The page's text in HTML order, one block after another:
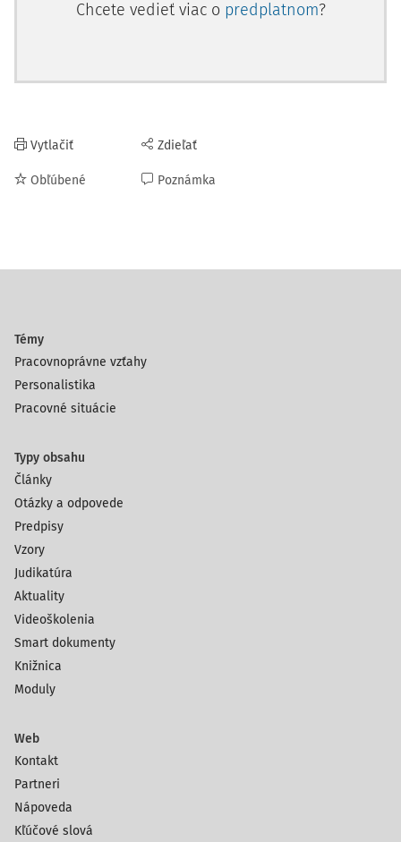
Chcete vedieť viac o predplatnom?
Vytlačiť
Obľúbené
Zdieľať
Poznámka
Témy
Pracovnoprávne vzťahy
Personalistika
Pracovné situácie
Typy obsahu
Články
Otázky a odpovede
Predpisy
Vzory
Judikatúra
Aktuality
Videoškolenia
Smart dokumenty
Knižnica
Moduly
Web
Kontakt
Partneri
Nápoveda
Kľúčové slová